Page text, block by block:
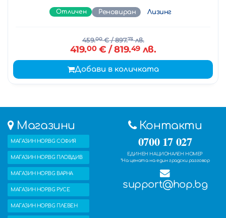
Отличен Реновиран Лизинг
459.00€/ 897.73лв.
419.00€ / 819.49лв.
Добави в количката
Магазини
МАГАЗИН HOP.BG СОФИЯ
МАГАЗИН HOP.BG ПЛОВДИВ
МАГАЗИН HOP.BG ВАРНА
МАГАЗИН HOP.BG РУСЕ
МАГАЗИН HOP.BG ПЛЕВЕН
Контакти
0700 17 027
ЕДИНЕН НАЦИОНАЛЕН НОМЕР
*На цената на един градски разговор
support@hop.bg